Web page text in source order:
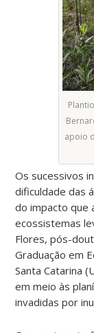
apoio
Os sucessivos
dificuldade das
do impacto que
ecossistemas
Flores, pós-
Graduação em
Santa Catarina
em meio às
invadidas por